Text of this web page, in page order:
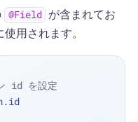
@Field が含まれてお
用されます。
id を設定